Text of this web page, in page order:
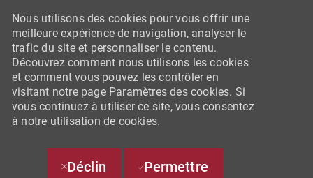
Nous utilisons des cookies pour vous offrir une
meilleure expérience de navigation, analyser le
trafic du site et personnaliser le contenu.
Découvrez comment nous utilisons les cookies
et comment vous pouvez les contrôler en
visitant notre page Paramètres des cookies. Si
vous continuez à utiliser ce site, vous consentez
à notre utilisation de cookies.
Déclin Permettre